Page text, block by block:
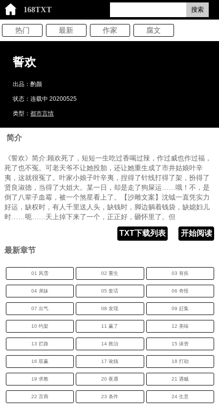
168TXT 搜索
热门 最新 作家 腐文
誓欢
出品：酌颜
状态：连载中 20200525
类型：都市言情
简介
《誓欢》简介:顾欢死了，短短一生吃过香喝过辣，作过威也作过福，
死了也不冤。可老天爷不让她投胎，还让她重生成了市井姑娘叶辛
夷，这就很冤了。叶家小娘子叶辛夷，捏得了针线打得了架，扮得了
贤良淑德，当得了大姐大。某一日，却是走了狗屎运……哦！不，是
倒了八辈子血霉，被一个煞星看上了。【沙雕文案】沈钺一直凭实力
好运，缺权时，有人千里送人头，缺钱时，脚边躺着钱袋，缺媳妇儿
时……呃……天上掉下来了一个，正正好，砸怀里了。但
开始阅读
TXT下载列表
最新章节
01 风雪 02 重生 03 有疾
04 弟妹 05 套话 06 奇怪
07 出气 08 发现 09 赶集
10 约架 11 赢了 12 美味
13 拦路 14 救治 15 谈资
16 双赢 17 讹钱 18 打劫
19 求教 20 夜遇 21 遇贼
22 言商 23 条件 24 生意